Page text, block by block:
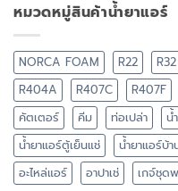
หมวดหมู่สินค้าน้ำยาแอร์
NORCA FOAM R22 R32
R404A
R407C R407F
คัตเตอร์
คีม ท่อเปล่า น้
น้ำยาแอร์ตู้เย็นแช่
น้ำยาแอร์บ้า
อะไหล่แอร์
อาปาเช่ เกจ์ชุด